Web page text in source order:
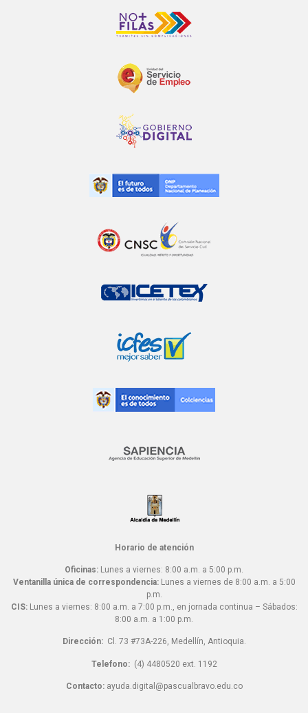
Horario de atención
Oficinas: Lunes a viernes: 8:00 a.m. a 5:00 p.m.
Ventanilla única de correspondencia:Lunes a viernes de 8:00 a.m. a 5:00
p.m.
CIS:Lunes a viernes: 8:00 a.m. a 7:00 p.m., en jornada continua – Sábados:
8:00 a.m. a 1:00 p.m.
Dirección: Cl. 73 #73A-226, Medellín, Antioquia.
Telefono:(4) 4480520 ext. 1192
Contacto:ayuda.digital@pascualbravo.edu.co